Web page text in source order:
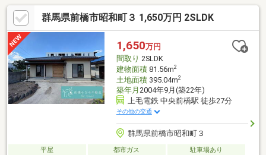
る・年収が少ない・勤続が短い・派遣、契約社員の方等☆高総建
設に全てお任せください！
群馬県前橋市昭和町３ 1,650万円 2SLDK
1,650万円
間取り 2SLDK
建物面積81.56m2
土地面積395.04m2
築年月 2004年9月(築22年)
上毛電鉄 中央前橋駅 徒歩27分
その他の交通
群馬県前橋市昭和町３
平屋 都市ガス
駐車場あり